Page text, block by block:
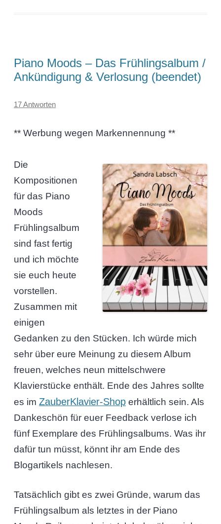
Piano Moods – Das Frühlingsalbum /
Ankündigung & Verlosung (beendet)
17 Antworten
** Werbung wegen Markennennung **
Die
Kompositionen
für das Piano
Moods
Frühlingsalbum
sind fast fertig
und ich möchte
sie euch heute
vorstellen.
Zusammen mit
einigen
Gedanken zu den Stücken. Ich würde mich
sehr über eure Meinung zu diesem Album
freuen, welches neun mittelschwere
Klavierstücke enthält. Ende des Jahres sollte
es im ZauberKlavier-Shoperhältlich sein. Als
Dankeschön für euer Feedback verlose ich
fünf Exemplare des Frühlingsalbums. Was ihr
dafür tun müsst, könnt ihr am Ende des
Blogartikels nachlesen.
Tatsächlich gibt es zwei Gründe, warum das
Frühlingsalbum als letztes in der Piano